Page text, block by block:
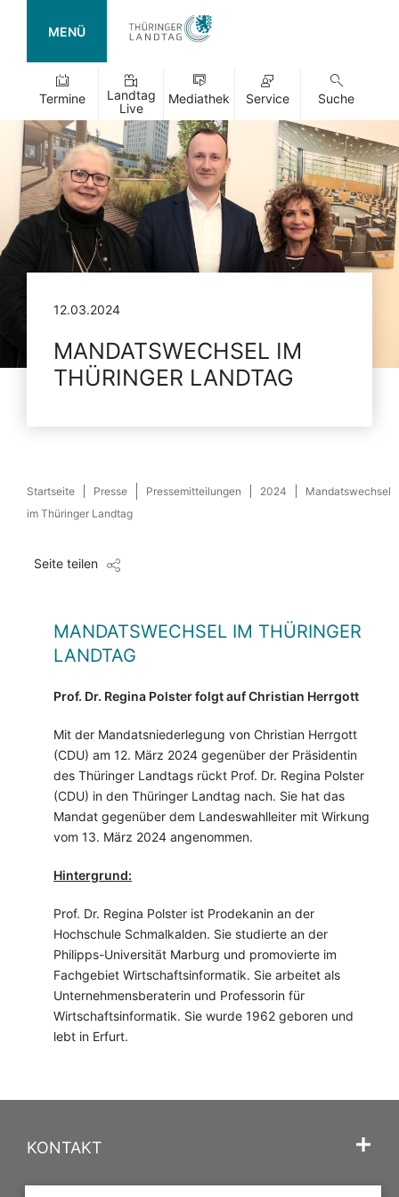
MENÜ
Termine
Landtag
Live
Mediathek Service Suche
12.03.2024
MANDATSWECHSEL IM
THÜRINGER LANDTAG
Startseite Presse Pressemitteilungen 2024
Mandatswechsel
im Thüringer Landtag
Seite teilen
MANDATSWECHSEL IM THÜRINGER
LANDTAG
Prof. Dr. Regina Polster folgt auf Christian Herrgott
Mit der Mandatsniederlegung von Christian Herrgott
(CDU) am 12. März 2024 gegenüber der Präsidentin
des Thüringer Landtags rückt Prof. Dr. Regina Polster
(CDU) in den Thüringer Landtag nach. Sie hat das
Mandat gegenüber dem Landeswahlleiter mit Wirkung
vom 13. März 2024 angenommen.
Hintergrund:
Prof. Dr. Regina Polster ist Prodekanin an der
Hochschule Schmalkalden. Sie studierte an der
Philipps-Universität Marburg und promovierte im
Fachgebiet Wirtschaftsinformatik. Sie arbeitet als
Unternehmensberaterin und Professorin für
Wirtschaftsinformatik. Sie wurde 1962 geboren und
lebt in Erfurt.
KONTAKT